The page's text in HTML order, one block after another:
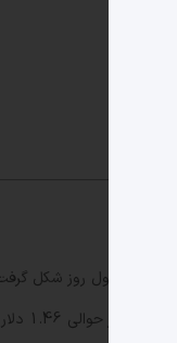
فایل کوین از 1.62 دلار تا 1.46 دلار سقوط کرد و
فروش همراه بود.